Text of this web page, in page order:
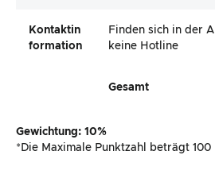
Kontaktin
Formation
Finden sich in der
keine Hotline
Gesamt
Gewichtung: 10%
*Die Maximale Punktzahl beträgt 100